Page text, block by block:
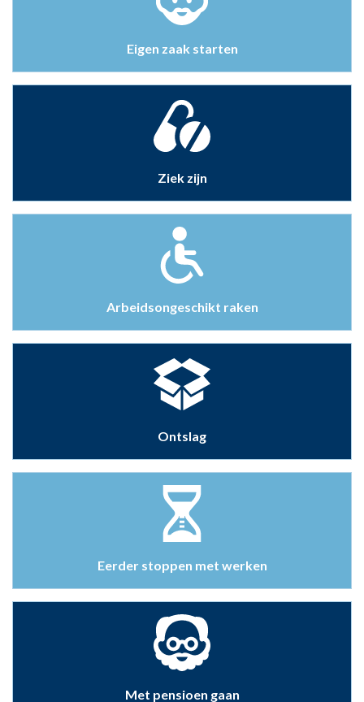
Eigen zaak starten
Ziek zijn
Arbeidsongeschikt raken
Ontslag
Eerder stoppen met werken
Met pensioen gaan